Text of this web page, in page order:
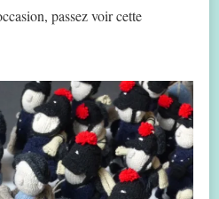
passez voir cette